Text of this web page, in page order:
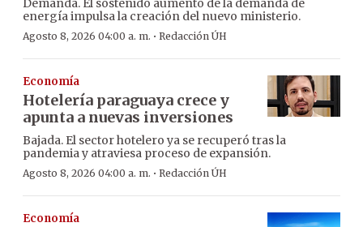
Demanda. El sostenido aumento de la demanda de
energía impulsa la creación del nuevo ministerio.
Agosto 8, 2026 04:00 a. m. · Redacción ÚH
Economía
Hotelería paraguaya crece y
apunta a nuevas inversiones
Bajada. El sector hotelero ya se recuperó tras la
pandemia y atraviesa proceso de expansión.
Agosto 8, 2026 04:00 a. m. · Redacción ÚH
Economía